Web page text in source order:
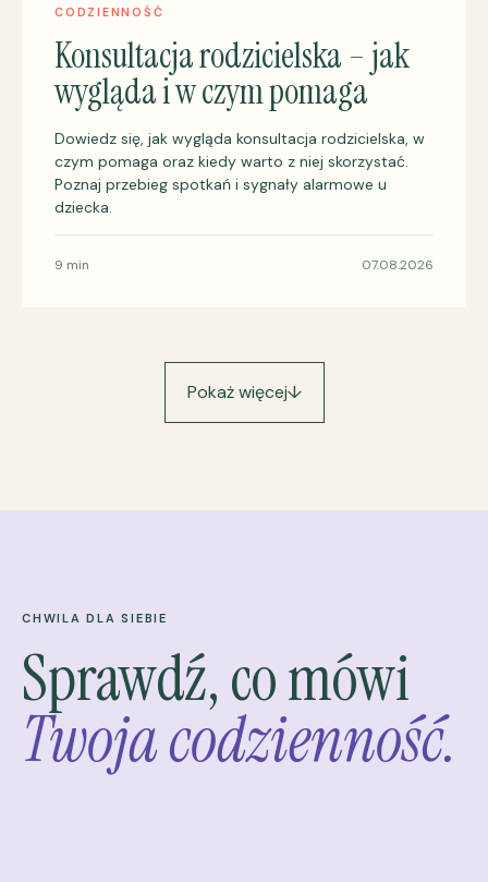
CODZIENNOŚĆ
Konsultacja rodzicielska – jak
wygląda i w czym pomaga
Dowiedz się, jak wygląda konsultacja rodzicielska, w
czym pomaga oraz kiedy warto z niej skorzystać.
Poznaj przebieg spotkań i sygnały alarmowe u
dziecka.
9 min 07.08.2026
Pokaż więcej↓
CHWILA DLA SIEBIE
Sprawdź, co mówi
Twoja codzienność.